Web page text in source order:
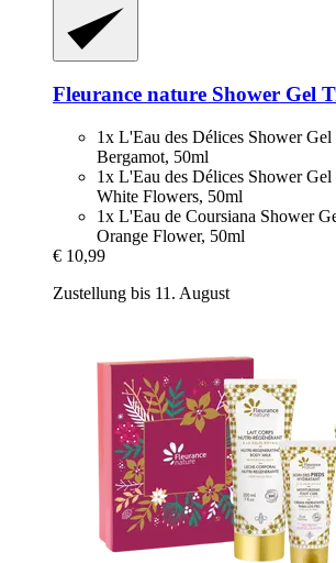
Fleurance nature Shower Gel
1x L'Eau des Délices Shower
Bergamot, 50ml
1x L'Eau des Délices Shower
White Flowers, 50ml
1x L'Eau de Coursiana Shower
Orange Flower, 50ml
€ 10,99
Zustellung bis 11. August